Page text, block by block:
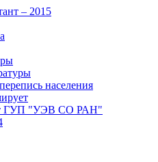
– 2015
населения
ГУП "УЭВ СО РАН"